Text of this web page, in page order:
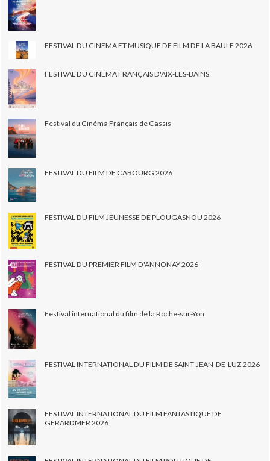
FESTIVAL DU CINEMA ET MUSIQUE DE FILM DE LA BAULE 2026
FESTIVAL DU CINÉMA FRANÇAIS D'AIX-LES-BAINS
Festival du Cinéma Français de Cassis
FESTIVAL DU FILM DE CABOURG 2026
FESTIVAL DU FILM JEUNESSE DE PLOUGASNOU 2026
FESTIVAL DU PREMIER FILM D'ANNONAY 2026
Festival international du film de la Roche-sur-Yon
FESTIVAL INTERNATIONAL DU FILM DE SAINT-JEAN-DE-LUZ 2026
FESTIVAL INTERNATIONAL DU FILM FANTASTIQUE DE
GERARDMER 2026